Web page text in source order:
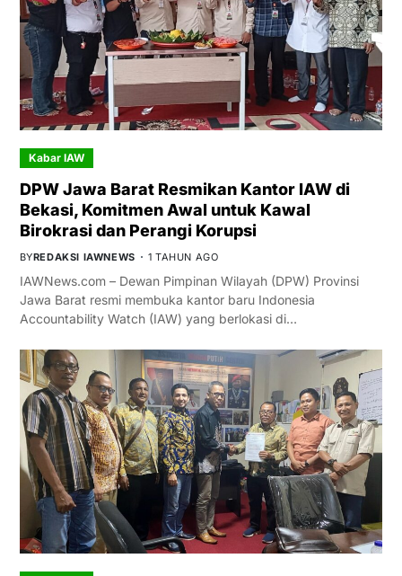
Kabar IAW
DPW Jawa Barat Resmikan Kantor IAW di
Bekasi, Komitmen Awal untuk Kawal
Birokrasi dan Perangi Korupsi
BYREDAKSI IAWNEWS 1 TAHUN AGO
IAWNews.com – Dewan Pimpinan Wilayah (DPW) Provinsi
Jawa Barat resmi membuka kantor baru Indonesia
Accountability Watch (IAW) yang berlokasi di…